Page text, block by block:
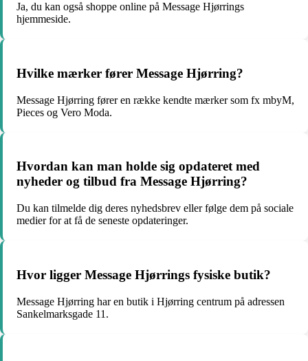
Ja, du kan også shoppe online på Message Hjørrings
hjemmeside.
Hvilke mærker fører Message Hjørring?
Message Hjørring fører en række kendte mærker som fx mbyM,
Pieces og Vero Moda.
Hvordan kan man holde sig opdateret med
nyheder og tilbud fra Message Hjørring?
Du kan tilmelde dig deres nyhedsbrev eller følge dem på sociale
medier for at få de seneste opdateringer.
Hvor ligger Message Hjørrings fysiske butik?
Message Hjørring har en butik i Hjørring centrum på adressen
Sankelmarksgade 11.